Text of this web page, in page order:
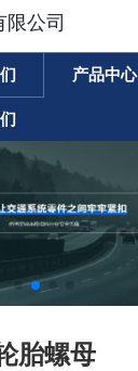
公司
产品中心
胎螺母